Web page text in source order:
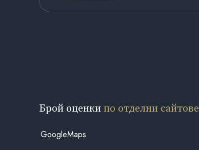
Брой оценкипо отделни сайтове
GoogleMaps